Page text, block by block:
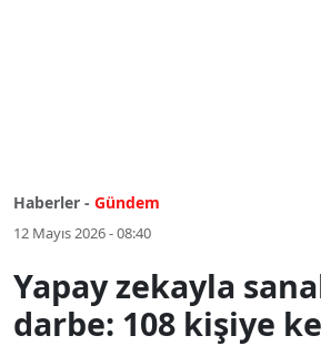
Haberler - Gündem
12 Mayıs 2026 - 08:40
Yapay zekayla
darbe: 108 kişiye